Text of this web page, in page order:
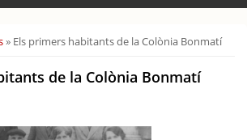
» Els primers habitants de la Colònia Bonmatí
de la Colònia Bonmatí